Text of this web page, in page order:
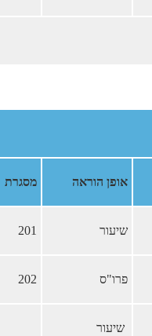
אופן הוראה מסגרת
שיעור 201
פרו"ס 202
שיעור